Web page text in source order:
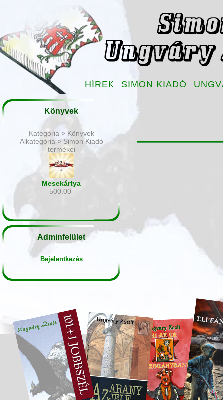
HÍREK SIMON KIADÓ
Könyvek
Kategória > Könyvek
Alkategória > Simon Kiadó
termékei
Mesekártya
500.00
Adminfelület
Bejelentkezés